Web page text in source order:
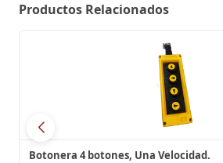
Productos Relacionados
Botonera 4 botones, Una Velocidad.